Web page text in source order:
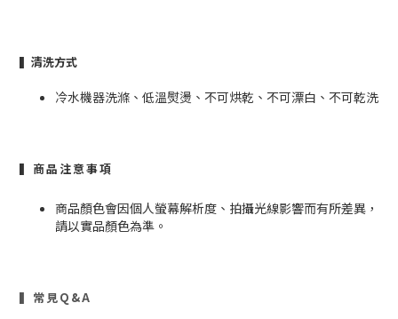
▍清洗方式
冷水機器洗滌、低溫熨燙、不可烘乾、不可漂白、不可乾洗
▍商品注意事項
商品顏色會因個人螢幕解析度、拍攝光線影響而有所差異，
請以實品顏色為準。
▍常見Q&A